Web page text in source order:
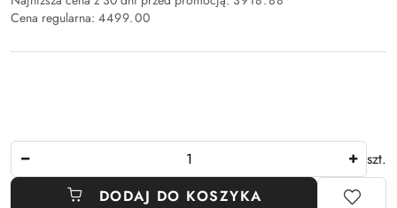
Cena regularna: 4499.00
szt.
DODAJ DO KOSZYKA